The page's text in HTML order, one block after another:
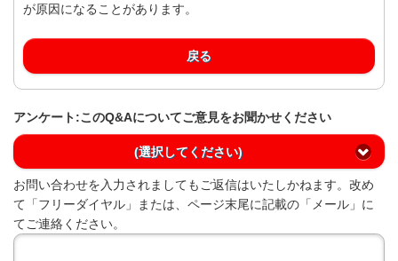
が原因になることがあります。
戻る
アンケート:このQ&Aについてご意見をお聞かせください
(選択してください)
お問い合わせを入力されましてもご返信はいたしかねます。改め
て「フリーダイヤル」または、ページ末尾に記載の「メール」に
てご連絡ください。